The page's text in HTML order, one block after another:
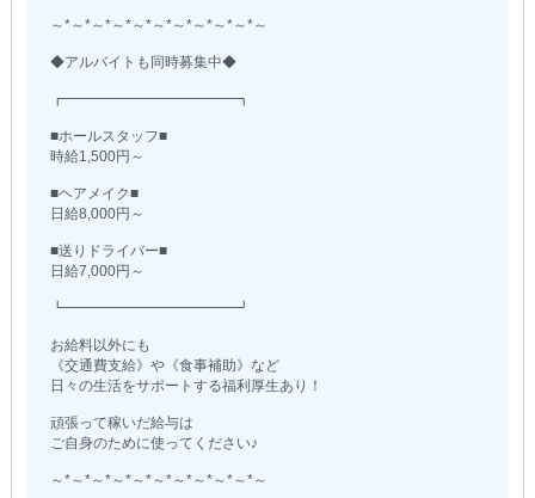
～*～*～*～*～*～*～*～*～*～*～
◆アルバイトも同時募集中◆
┏━━━━━━━━━━━━┓
■ホールスタッフ■
時給1,500円～
■ヘアメイク■
日給8,000円～
■送りドライバー■
日給7,000円～
┗━━━━━━━━━━━━┛
お給料以外にも
《交通費支給》や《食事補助》など
日々の生活をサポートする福利厚生あり！
頑張って稼いだ給与は
ご自身のために使ってください♪
～*～*～*～*～*～*～*～*～*～*～